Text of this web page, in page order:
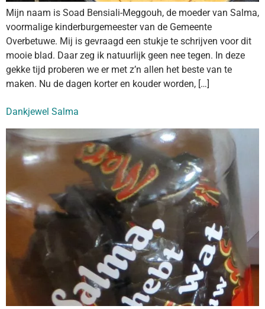
Mijn naam is Soad Bensiali-Meggouh, de moeder van Salma,
voormalige kinderburgemeester van de Gemeente
Overbetuwe. Mij is gevraagd een stukje te schrijven voor dit
mooie blad. Daar zeg ik natuurlijk geen nee tegen. In deze
gekke tijd proberen we er met z’n allen het beste van te
maken. Nu de dagen korter en kouder worden, […]
Dankjewel Salma